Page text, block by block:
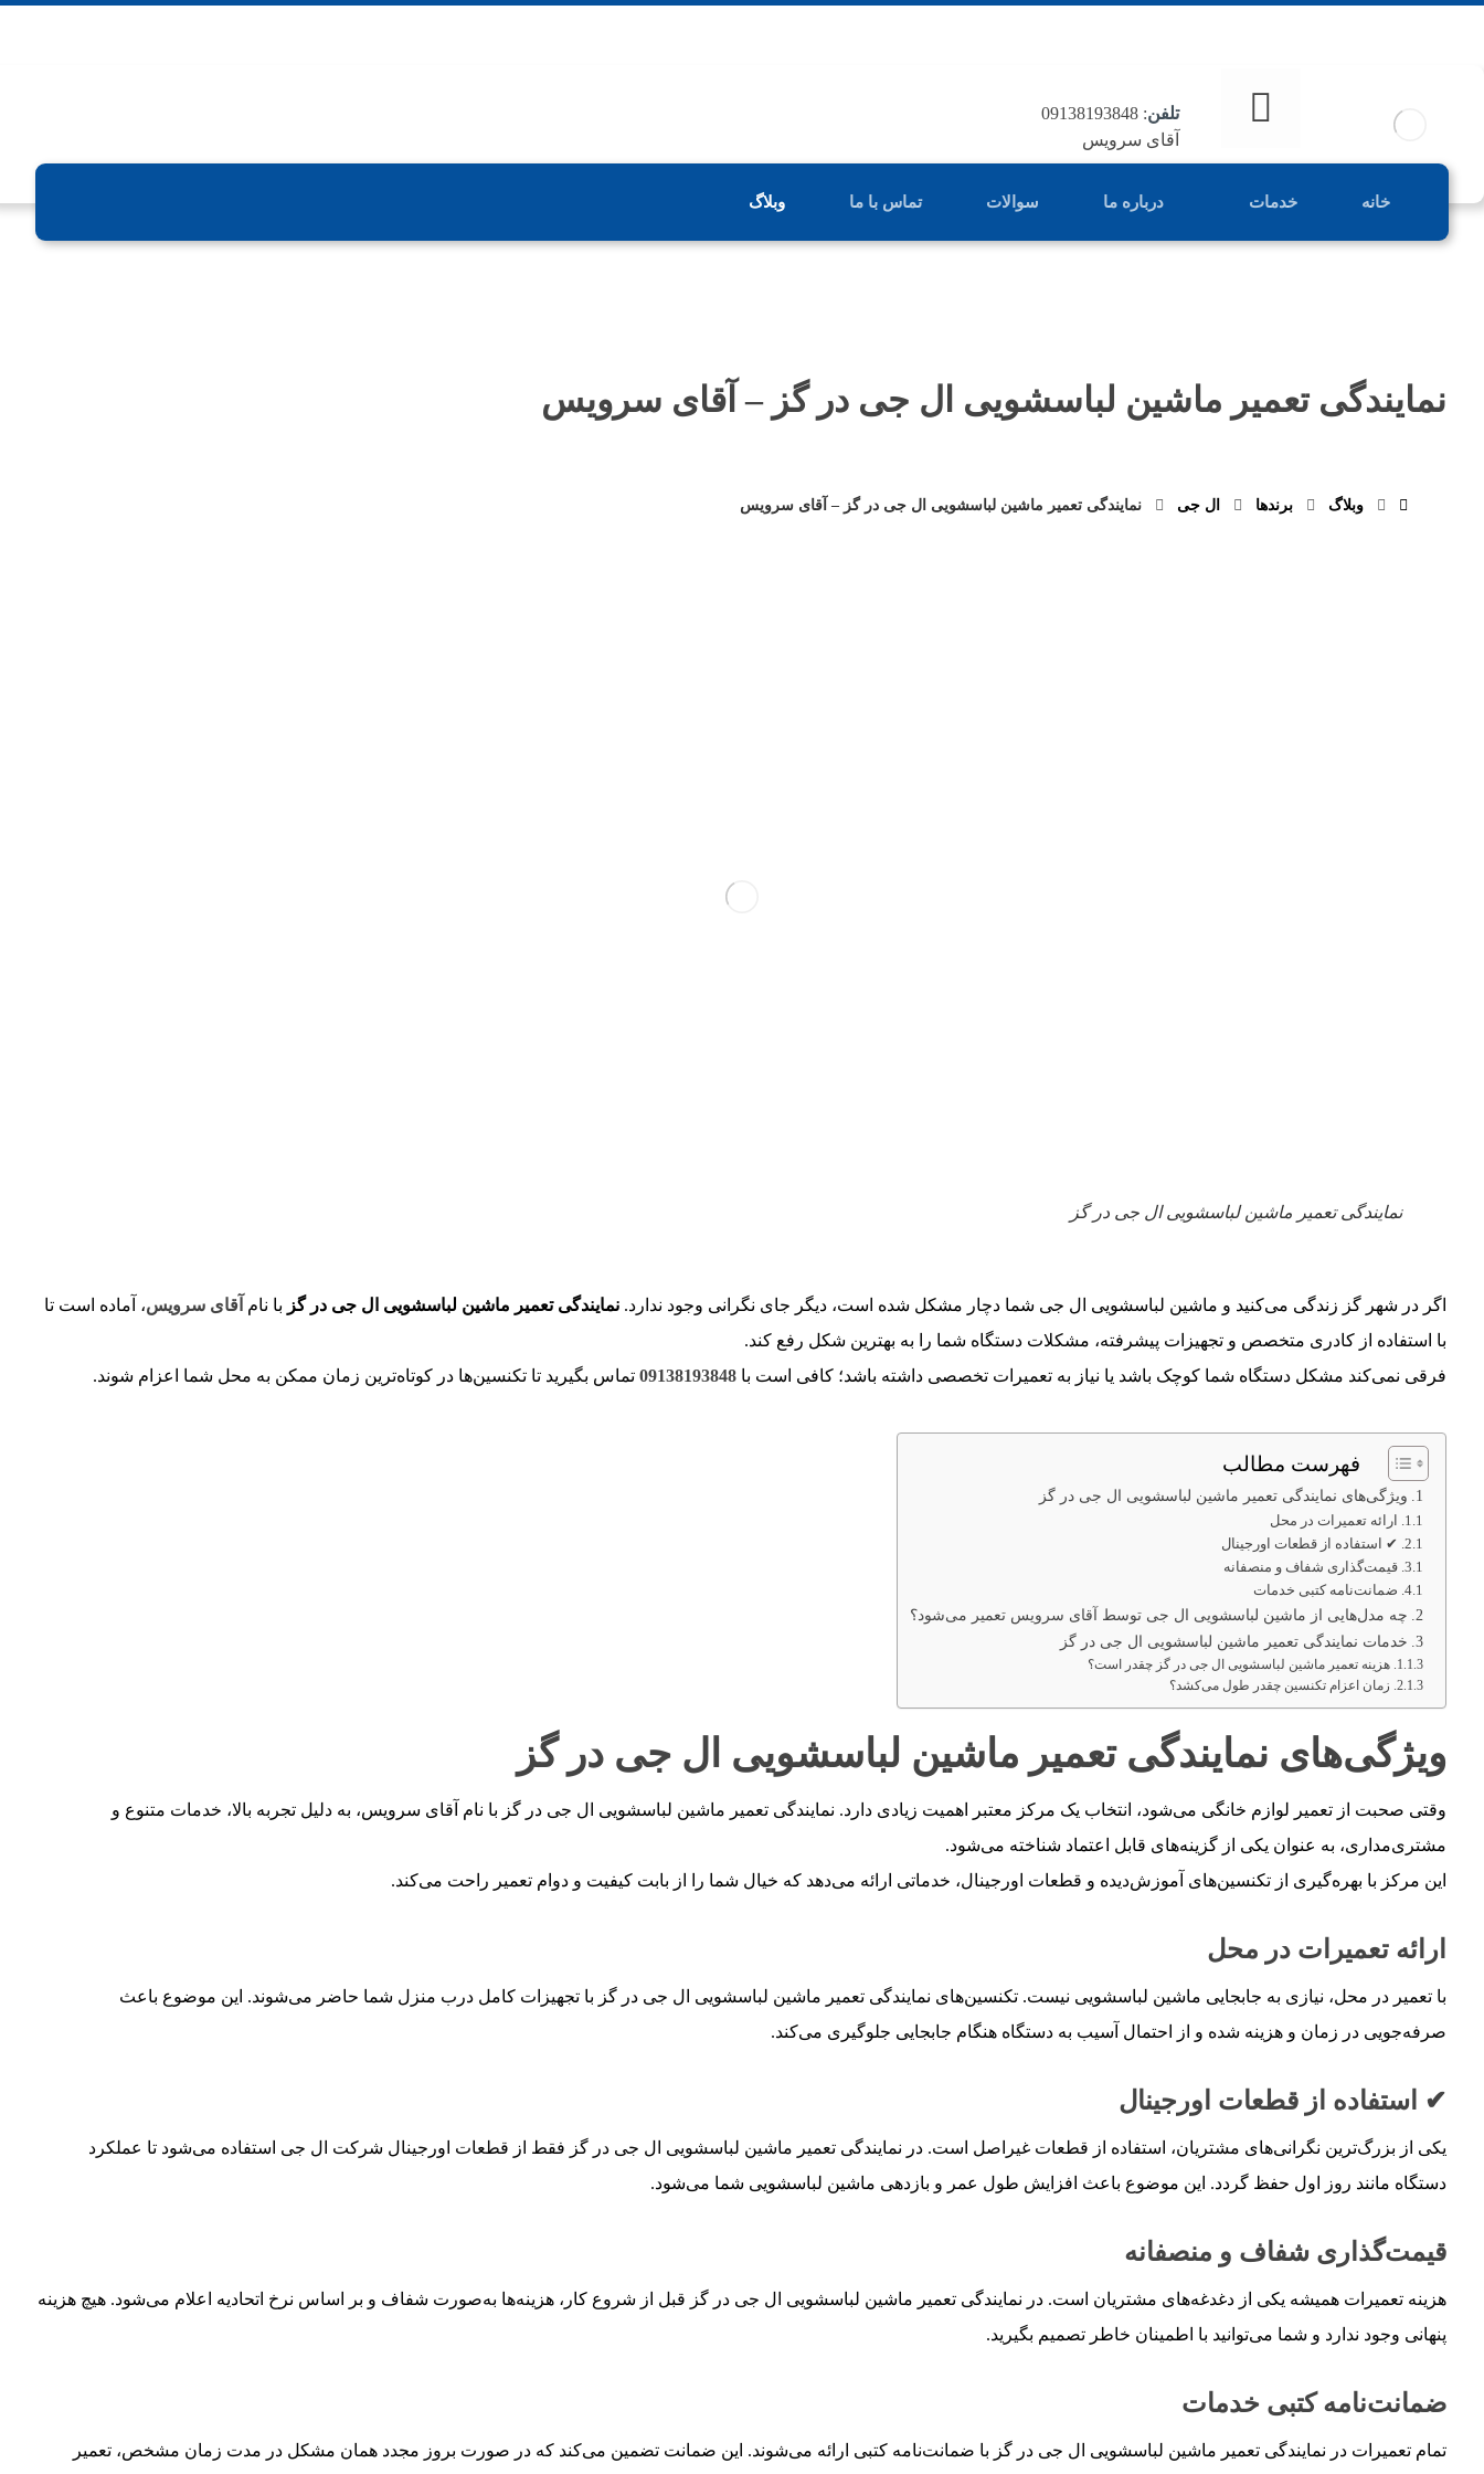
تلفن: 09138193848
آقای سرویس
خانه خدمات درباره ما سوالات تماس با ما وبلاگ
نمایندگی تعمیر ماشین لباسشویی ال جی در گز – آقای سرویس
وبلاگ برند‌ها ال جی نمایندگی تعمیر ماشین لباسشویی ال جی در گز – آقای سرویس
نمایندگی تعمیر ماشین لباسشویی ال جی در گز
اگر در شهر گز زندگی می‌کنید و ماشین لباسشویی ال جی شما دچار مشکل شده است، دیگر جای نگرانی وجود ندارد. نمایندگی تعمیر ماشین لباسشویی ال جی در گز با نام آقای سرویس، آماده است تا
با استفاده از کادری متخصص و تجهیزات پیشرفته، مشکلات دستگاه شما را به بهترین شکل رفع کند.
فرقی نمی‌کند مشکل دستگاه شما کوچک باشد یا نیاز به تعمیرات تخصصی داشته باشد؛ کافی است با 09138193848تماس بگیرید تا تکنسین‌ها در کوتاه‌ترین زمان ممکن به محل شما اعزام شوند.
فهرست مطالب
ویژگی‌های نمایندگی تعمیر ماشین لباسشویی ال جی در گز
ارائه تعمیرات در محل
✔ استفاده از قطعات اورجینال
قیمت‌گذاری شفاف و منصفانه
ضمانت‌نامه کتبی خدمات
چه مدل‌هایی از ماشین لباسشویی ال جی توسط آقای سرویس تعمیر می‌شود؟
خدمات نمایندگی تعمیر ماشین لباسشویی ال جی در گز
هزینه تعمیر ماشین لباسشویی ال جی در گز چقدر است؟
زمان اعزام تکنسین چقدر طول می‌کشد؟
ویژگی‌های نمایندگی تعمیر ماشین لباسشویی ال جی در گز
وقتی صحبت از تعمیر لوازم خانگی می‌شود، انتخاب یک مرکز معتبر اهمیت زیادی دارد. نمایندگی تعمیر ماشین لباسشویی ال جی در گز با نام آقای سرویس، به دلیل تجربه بالا، خدمات متنوع و
مشتری‌مداری، به عنوان یکی از گزینه‌های قابل اعتماد شناخته می‌شود.
این مرکز با بهره‌گیری از تکنسین‌های آموزش‌دیده و قطعات اورجینال، خدماتی ارائه می‌دهد که خیال شما را از بابت کیفیت و دوام تعمیر راحت می‌کند.
ارائه تعمیرات در محل
با تعمیر در محل، نیازی به جابجایی ماشین لباسشویی نیست. تکنسین‌های نمایندگی تعمیر ماشین لباسشویی ال جی در گز با تجهیزات کامل درب منزل شما حاضر می‌شوند. این موضوع باعث
صرفه‌جویی در زمان و هزینه شده و از احتمال آسیب به دستگاه هنگام جابجایی جلوگیری می‌کند.
✔ استفاده از قطعات اورجینال
یکی از بزرگ‌ترین نگرانی‌های مشتریان، استفاده از قطعات غیراصل است. در نمایندگی تعمیر ماشین لباسشویی ال جی در گز فقط از قطعات اورجینال شرکت ال جی استفاده می‌شود تا عملکرد
دستگاه مانند روز اول حفظ گردد. این موضوع باعث افزایش طول عمر و بازدهی ماشین لباسشویی شما می‌شود.
قیمت‌گذاری شفاف و منصفانه
هزینه تعمیرات همیشه یکی از دغدغه‌های مشتریان است. در نمایندگی تعمیر ماشین لباسشویی ال جی در گز قبل از شروع کار، هزینه‌ها به‌صورت شفاف و بر اساس نرخ اتحادیه اعلام می‌شود. هیچ هزینه
پنهانی وجود ندارد و شما می‌توانید با اطمینان خاطر تصمیم بگیرید.
ضمانت‌نامه کتبی خدمات
تمام تعمیرات در نمایندگی تعمیر ماشین لباسشویی ال جی در گز با ضمانت‌نامه کتبی ارائه می‌شوند. این ضمانت تضمین می‌کند که در صورت بروز مجدد همان مشکل در مدت زمان مشخص، تعمیر